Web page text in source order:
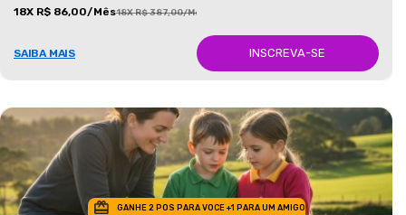
18X R$ 86,00/Mês18X R$ 387,00/Mês
SAIBA MAIS INSCREVA-SE
GANHE 2 POS PARA VOCE +1 PARA UM AMIGO